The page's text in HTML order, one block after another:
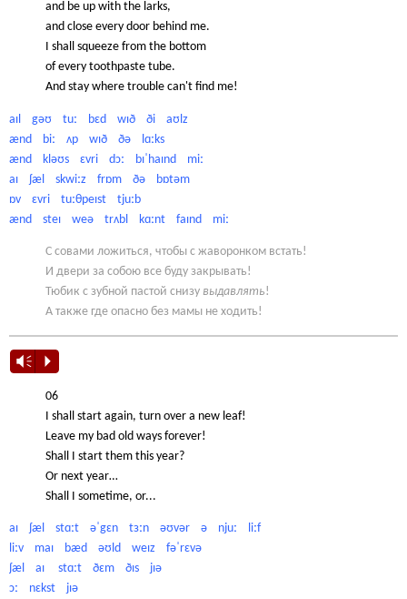
and be up with the larks,
and close every door behind me.
I shall squeeze from the bottom
of every toothpaste tube.
And stay where trouble can't find me!
aɪl gəʊ tuː bɛd wɪð ði aʊlz
ænd biː ʌp wɪð ðə lɑːks
ænd kləʊs ɛvri dɔː bɪˈhaɪnd miː
aɪ ʃæl skwiːz frɒm ðə bɒtəm
ɒv ɛvri tuːθpeɪst tjuːb
ænd steɪ weə trʌbl kɑːnt faɪnd miː
С совами ложиться, чтобы с жаворонком встать!
И двери за собою все буду закрывать!
Тюбик с зубной пастой снизу выдавлять!
А также где опасно без мамы не ходить!
Vm P
06
I shall start again, turn over a new leaf!
Leave my bad old ways forever!
Shall I start them this year?
Or next year…
Shall I sometime, or...
aɪ ʃæl stɑːt əˈgɛn tɜːn əʊvər ə njuː liːf
liːv maɪ bæd əʊld weɪz fəˈrɛvə
ʃæl aɪ stɑːt ðɛm ðɪs jɪə
ɔː nɛkst jɪə